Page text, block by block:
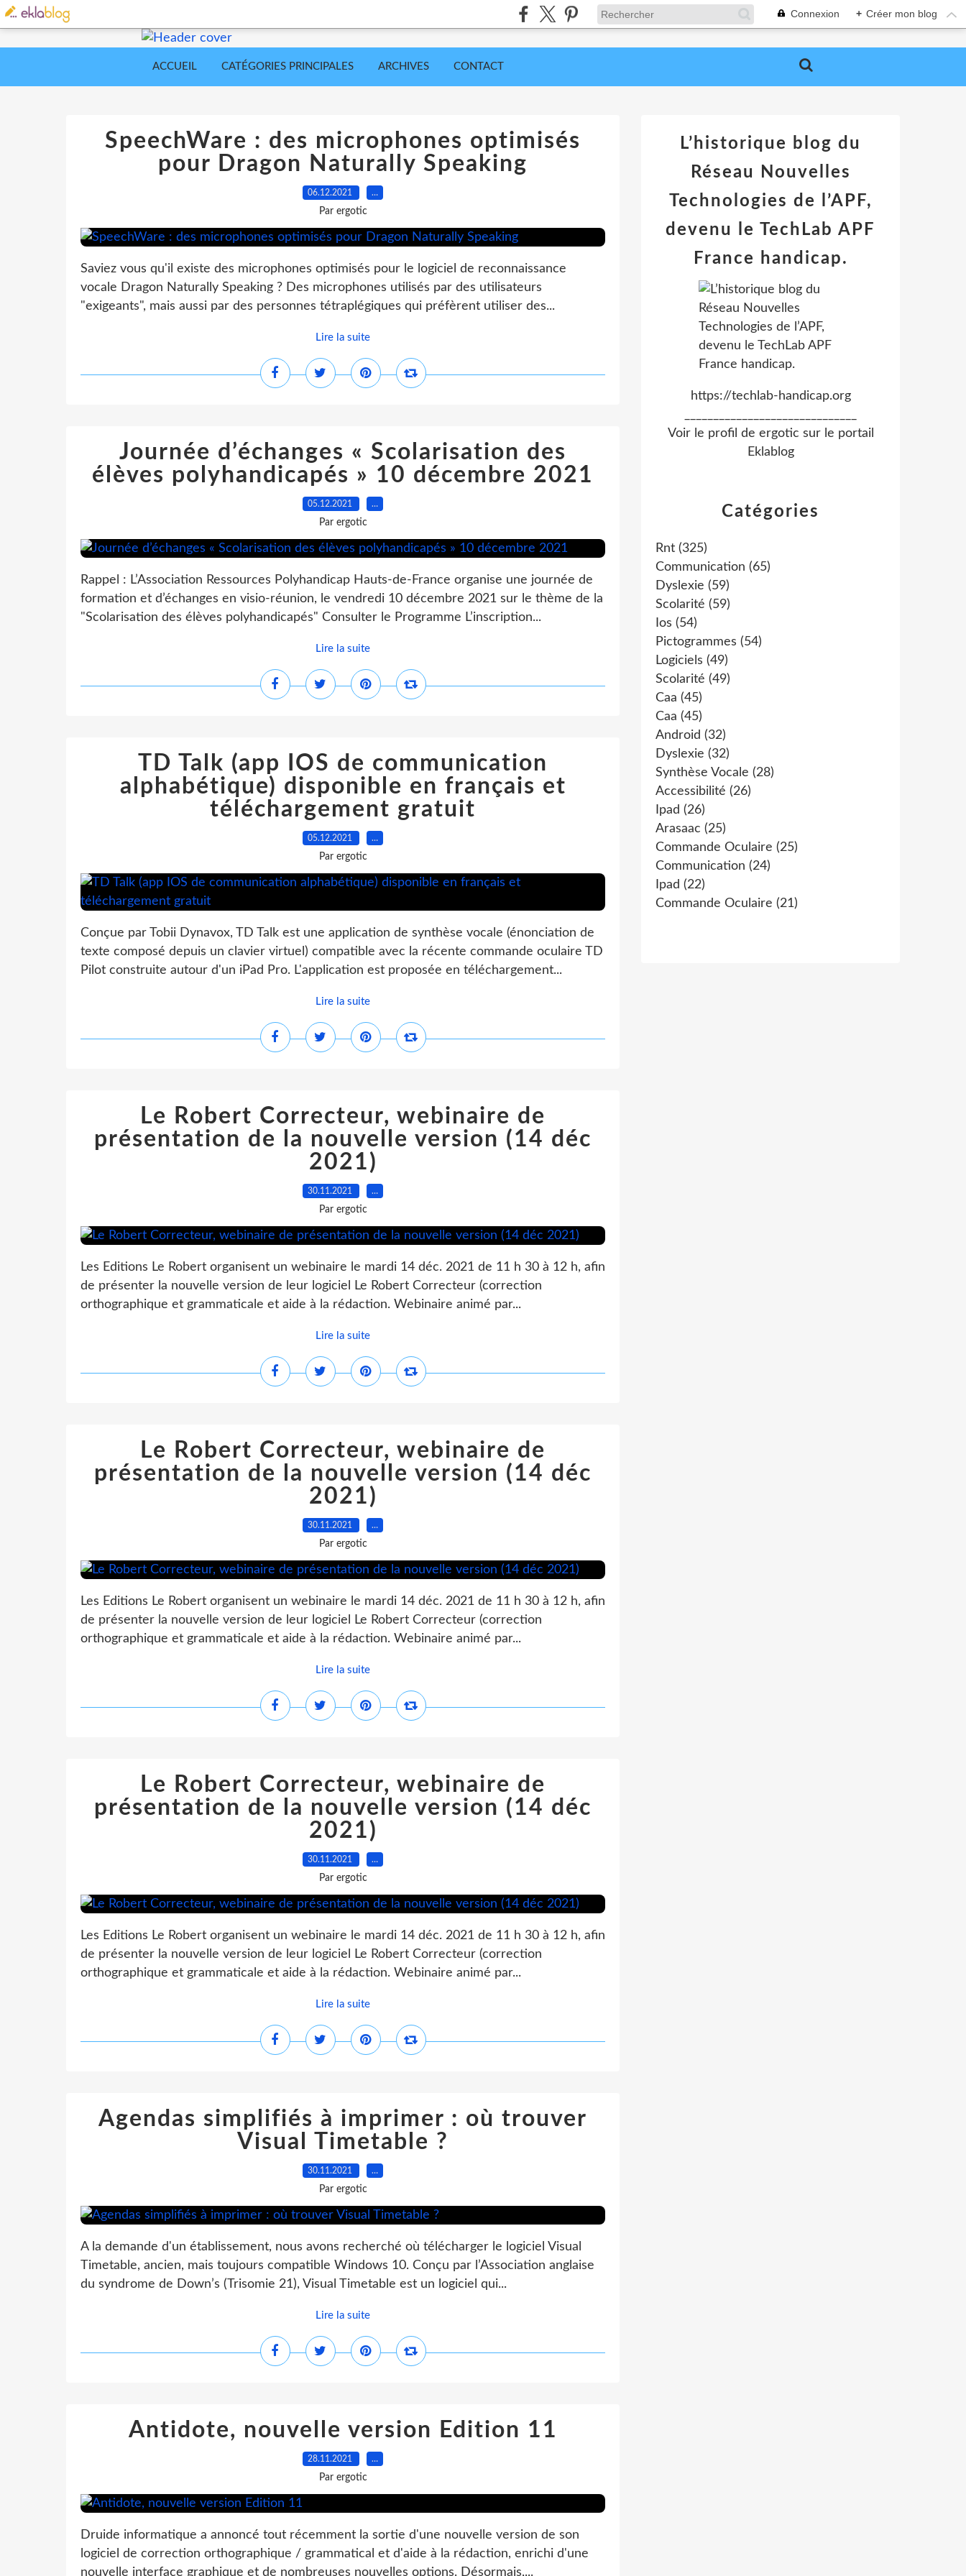
Connexion + Créer mon blog
ACCUEIL CATÉGORIES PRINCIPALES ARCHIVES CONTACT
SpeechWare : des microphones optimisés
pour Dragon Naturally Speaking
06.12.2021 …
Par ergotic
Saviez vous qu'il existe des microphones optimisés pour le logiciel de reconnaissance
vocale Dragon Naturally Speaking ? Des microphones utilisés par des utilisateurs
"exigeants", mais aussi par des personnes tétraplégiques qui préfèrent utiliser des...
Lire la suite
Journée d’échanges « Scolarisation des
élèves polyhandicapés » 10 décembre 2021
05.12.2021 …
Par ergotic
Rappel : L’Association Ressources Polyhandicap Hauts-de-France organise une journée de
formation et d’échanges en visio-réunion, le vendredi 10 décembre 2021 sur le thème de la
"Scolarisation des élèves polyhandicapés" Consulter le Programme L’inscription...
Lire la suite
TD Talk (app IOS de communication
alphabétique) disponible en français et
téléchargement gratuit
05.12.2021 …
Par ergotic
Conçue par Tobii Dynavox, TD Talk est une application de synthèse vocale (énonciation de
texte composé depuis un clavier virtuel) compatible avec la récente commande oculaire TD
Pilot construite autour d'un iPad Pro. L'application est proposée en téléchargement...
Lire la suite
Le Robert Correcteur, webinaire de
présentation de la nouvelle version (14 déc
2021)
30.11.2021 …
Par ergotic
Les Editions Le Robert organisent un webinaire le mardi 14 déc. 2021 de 11 h 30 à 12 h, afin
de présenter la nouvelle version de leur logiciel Le Robert Correcteur (correction
orthographique et grammaticale et aide à la rédaction. Webinaire animé par...
Lire la suite
Le Robert Correcteur, webinaire de
présentation de la nouvelle version (14 déc
2021)
30.11.2021 …
Par ergotic
Les Editions Le Robert organisent un webinaire le mardi 14 déc. 2021 de 11 h 30 à 12 h, afin
de présenter la nouvelle version de leur logiciel Le Robert Correcteur (correction
orthographique et grammaticale et aide à la rédaction. Webinaire animé par...
Lire la suite
Le Robert Correcteur, webinaire de
présentation de la nouvelle version (14 déc
2021)
30.11.2021 …
Par ergotic
Les Editions Le Robert organisent un webinaire le mardi 14 déc. 2021 de 11 h 30 à 12 h, afin
de présenter la nouvelle version de leur logiciel Le Robert Correcteur (correction
orthographique et grammaticale et aide à la rédaction. Webinaire animé par...
Lire la suite
Agendas simplifiés à imprimer : où trouver
Visual Timetable ?
30.11.2021 …
Par ergotic
A la demande d'un établissement, nous avons recherché où télécharger le logiciel Visual
Timetable, ancien, mais toujours compatible Windows 10. Conçu par l’Association anglaise
du syndrome de Down’s (Trisomie 21), Visual Timetable est un logiciel qui...
Lire la suite
Antidote, nouvelle version Edition 11
28.11.2021 …
Par ergotic
Druide informatique a annoncé tout récemment la sortie d'une nouvelle version de son
logiciel de correction orthographique / grammatical et d'aide à la rédaction, enrichi d'une
nouvelle interface graphique et de nombreuses nouvelles options. Désormais,...
Catégories
Rnt (325)
Communication (65)
Dyslexie (59)
Scolarité (59)
Ios (54)
Pictogrammes (54)
Logiciels (49)
Scolarité (49)
Caa (45)
Caa (45)
Android (32)
Dyslexie (32)
Synthèse Vocale (28)
Accessibilité (26)
Ipad (26)
Arasaac (25)
Commande Oculaire (25)
Communication (24)
Ipad (22)
Commande Oculaire (21)
L’historique blog du
Réseau Nouvelles
Technologies de l’APF,
devenu le TechLab APF
France handicap.
https://techlab-handicap.org
Voir le profil de ergotic sur le portail
Eklablog